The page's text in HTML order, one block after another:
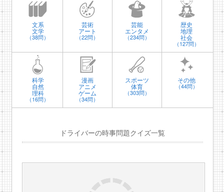
文系
文学
（38問）
芸術
アート
（22問）
芸能
エンタメ
（234問）
歴史
地理
社会
（127問）
科学
自然
理科
（16問）
漫画
アニメ
ゲーム
（34問）
スポーツ
体育
（303問）
その他
（44問）
ドライバーの時事問題クイズ一覧